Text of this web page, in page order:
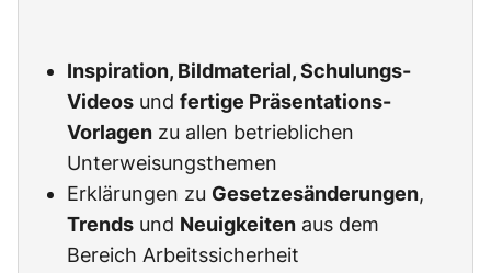
Inspiration, Bildmaterial, Schulungs-
Videos und fertige Präsentations-
Vorlagen zu allen betrieblichen
Unterweisungsthemen
Erklärungen zu Gesetzesänderungen,
Trends und Neuigkeiten aus dem
Bereich Arbeitssicherheit